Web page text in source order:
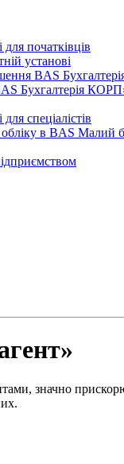
початківців
установі
BAS
Бухгалтерія
спеціалістів
в BAS Малий
значно